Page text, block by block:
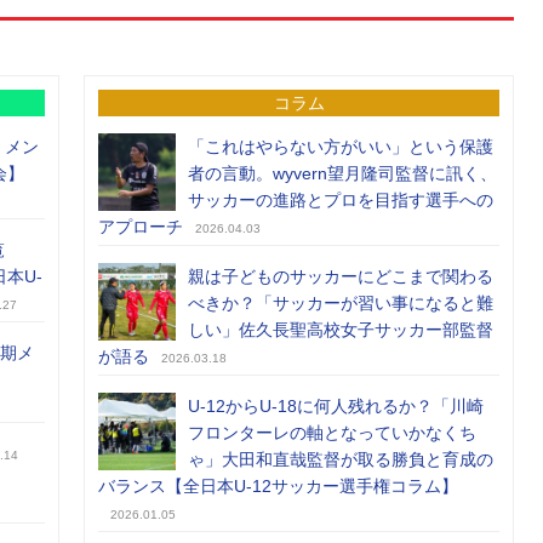
メン
本U-
メ
コラム
「これはやらない方がいい」という保護
者の言動。wyvern望月隆司監督に訊く、
サッカーの進路とプロを目指す選手への
アプローチ
2026.04.03
親は子どものサッカーにどこまで関わる
べきか？「サッカーが習い事になると難
しい」佐久長聖高校女子サッカー部監督
が語る
2026.03.18
U-12からU-18に何人残れるか？「川崎
フロンターレの軸となっていかなくち
ゃ」大田和直哉監督が取る勝負と育成の
バランス【全日本U-12サッカー選手権コラム】
2026.01.05